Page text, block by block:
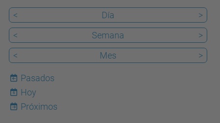
< Día
>
<
Semana
>
<
Mes >
Pasados
6
Hoy
Próximos